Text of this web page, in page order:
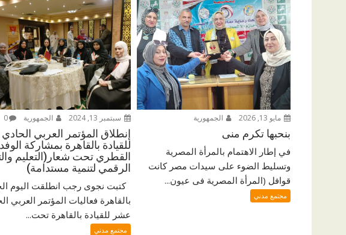
مايو 13, 2026 الجمهورية
بنحبها تكرم منى
في إطار الاهتمام بالمرأة المصرية
وتسليط الضوء على سيدات مصر كانت
قوافل (المرأة المصرية فى عيون...
مجتمع مدني
سبتمبر 13, 2024 الجمهورية 0
إنطلاق المؤتمر العربي
للقيادة بالقاهرة بمشاركة الوفد
القطري تحت شعار(التعليم
الرقمي لتنمية مستدامة)
كتبت نجوى رجب انطلقت اليوم
بالقاهرة فعاليات المؤتمر العربي
عشر للقيادة بالقاهرة تحت...
مجتمع مدني